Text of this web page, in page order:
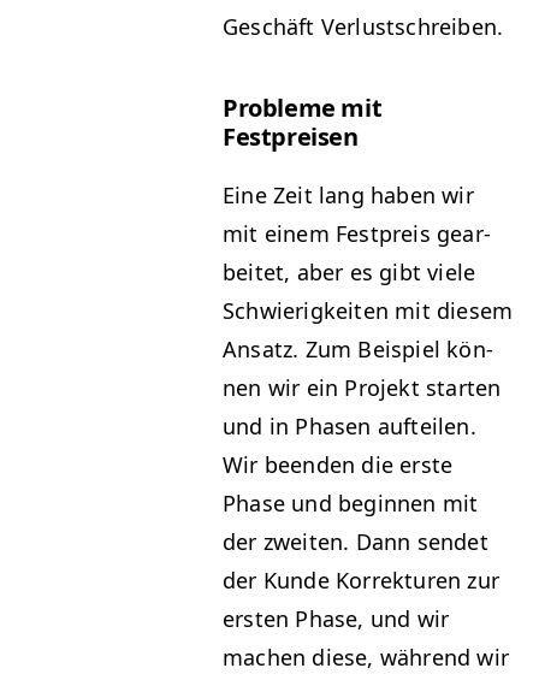
Geschäft Verlustschreiben.
Prob­leme mit
Festpreisen
Eine Zeit lang haben wir
mit einem Fest­preis gear­
beit­et, aber es gibt viele
Schwierigkeit­en mit diesem
Ansatz. Zum Beispiel kön­
nen wir ein Pro­jekt starten
und in Phasen aufteilen.
Wir been­den die erste
Phase und begin­nen mit
der zweit­en. Dann sendet
der Kunde Kor­rek­turen zur
ersten Phase, und wir
machen diese, während wir